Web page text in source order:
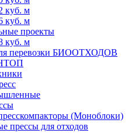
куб. м
куб. м
проекты
куб. м
перевозки БИООТХОДОВ
(Моноблоки)
прессы для отходов